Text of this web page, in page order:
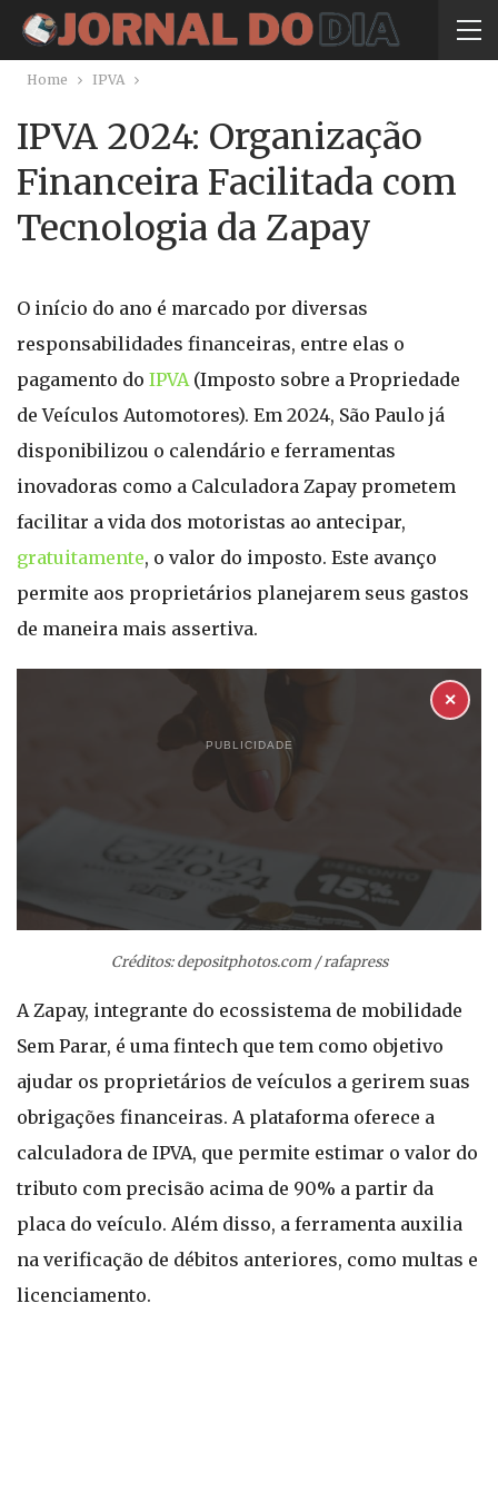
Home IPVA
IPVA 2024: Organização
Financeira Facilitada com
Tecnologia da Zapay
O início do ano é marcado por diversas
responsabilidades financeiras, entre elas o
pagamento do IPVA (Imposto sobre a Propriedade
de Veículos Automotores). Em 2024, São Paulo já
disponibilizou o calendário e ferramentas
inovadoras como a Calculadora Zapay prometem
facilitar a vida dos motoristas ao antecipar,
gratuitamente, o valor do imposto. Este avanço
permite aos proprietários planejarem seus gastos
de maneira mais assertiva.
PUBLICIDADE
✕
Créditos: depositphotos.com / rafapress
A Zapay, integrante do ecossistema de mobilidade
Sem Parar, é uma fintech que tem como objetivo
ajudar os proprietários de veículos a gerirem suas
obrigações financeiras. A plataforma oferece a
calculadora de IPVA, que permite estimar o valor do
tributo com precisão acima de 90% a partir da
placa do veículo. Além disso, a ferramenta auxilia
na verificação de débitos anteriores, como multas e
licenciamento.